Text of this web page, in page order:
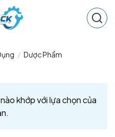
/ Dược Phẩm
khớp với lựa chọn của